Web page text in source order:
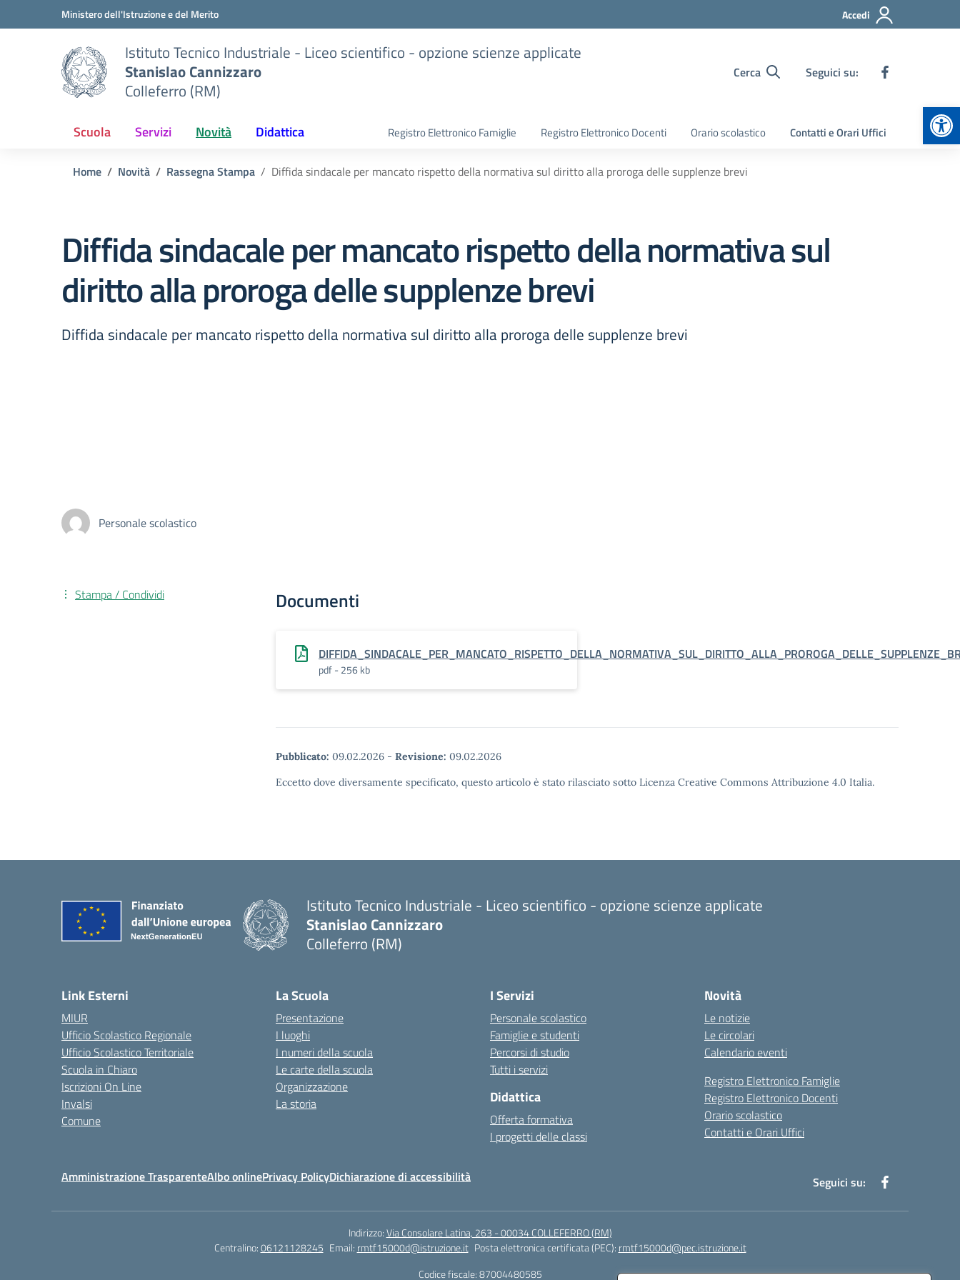
Vai ai contenuti
Vai al menu di navigazioneMinistero dell'Istruzione e del Merito Accedi
Istituto Tecnico Industriale - Liceo scientifico - opzione scienze applicate
Stanislao Cannizzaro
Colleferro (RM)
Cerca Seguici su:
Scuola Servizi Novità Didattica Registro Elettronico Famiglie Registro Elettronico Docenti Orario scolastico Contatti e Orari Uffici
Home Novità Rassegna Stampa Diffida sindacale per mancato rispetto della normativa sul diritto alla proroga delle supplenze brevi
Diffida sindacale per mancato rispetto della normativa sul
diritto alla proroga delle supplenze brevi
Diffida sindacale per mancato rispetto della normativa sul diritto alla proroga delle supplenze brevi
Personale scolastico
Documenti
pdf - 256 kb
Pubblicato: 09.02.2026 - Revisione: 09.02.2026
Eccetto dove diversamente specificato, questo articolo è stato rilasciato sotto Licenza Creative Commons Attribuzione 4.0 Italia.
Stampa / Condividi
Istituto Tecnico Industriale - Liceo scientifico - opzione scienze applicate
Stanislao Cannizzaro
Colleferro (RM)
Link Esterni
MIUR
Ufficio Scolastico Regionale
Ufficio Scolastico Territoriale
Scuola in Chiaro
Iscrizioni On Line
Invalsi
Comune
La Scuola
Presentazione
I luoghi
I numeri della scuola
Le carte della scuola
Organizzazione
La storia
I Servizi
Personale scolastico
Famiglie e studenti
Percorsi di studio
Tutti i servizi
Didattica
Offerta formativa
I progetti delle classi
Novità
Le notizie
Le circolari
Calendario eventi
Registro Elettronico Famiglie
Registro Elettronico Docenti
Orario scolastico
Contatti e Orari Uffici
Amministrazione TrasparenteAlbo onlinePrivacy PolicyDichiarazione di accessibilità Seguici su:
Indirizzo:Via Consolare Latina, 263 - 00034 COLLEFERRO (RM)
Centralino:06121128245 Email: rmtf15000d@istruzione.it Posta elettronica certificata (PEC): rmtf15000d@pec.istruzione.it
Codice fiscale: 87004480585